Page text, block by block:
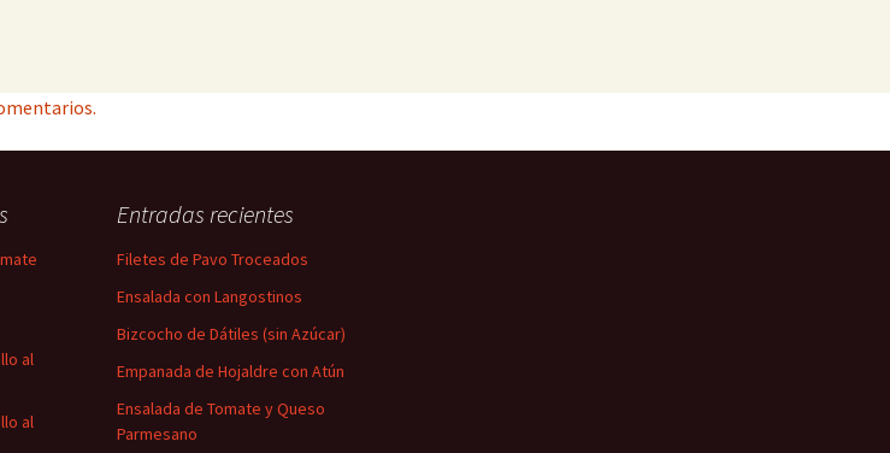
al
al
Entradas recientes
Filetes de Pavo Troceados
Ensalada con Langostinos
Bizcocho de Dátiles (sin Azúcar)
Empanada de Hojaldre con Atún
Ensalada de Tomate y Queso
Parmesano